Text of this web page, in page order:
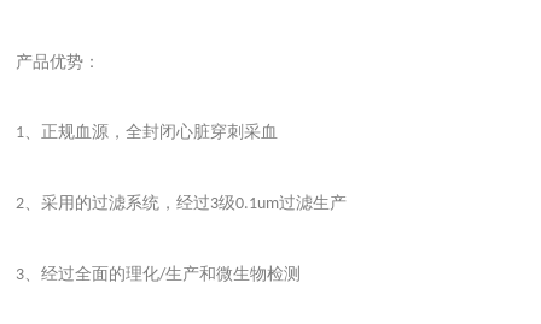
产品优势：
1、正规血源，全封闭心脏穿刺采血
2 、采用的过滤系统，经过3级0.1um过滤生产
3 、经过全面的理化/生产和微生物检测